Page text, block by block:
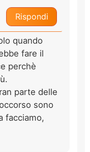
Rispondi
quando
fare il
perchè
parte delle
sono
facciamo,